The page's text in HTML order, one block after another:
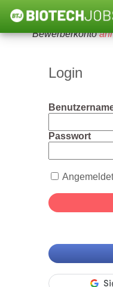
Um diese
Bewerberkonto
Login
Passwort